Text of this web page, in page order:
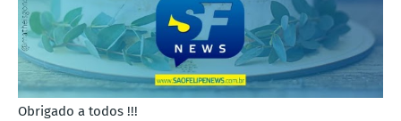
Obrigado a todos !!!